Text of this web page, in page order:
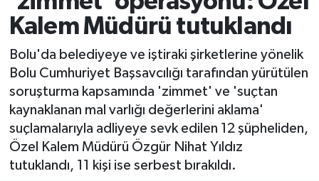
Kalem Müdürü tutuklandı
Bolu'da belediyeye ve iştiraki şirketlerine yönelik
Bolu Cumhuriyet Başsavcılığı tarafından yürütülen
soruşturma kapsamında 'zimmet' ve 'suçtan
kaynaklanan mal varlığı değerlerini aklama'
suçlamalarıyla adliyeye sevk edilen 12 şüpheliden,
Özel Kalem Müdürü Özgür Nihat Yıldız
tutuklandı, 11 kişi ise serbest bırakıldı.
Ekonomi
Sağlık
Tokat Haber